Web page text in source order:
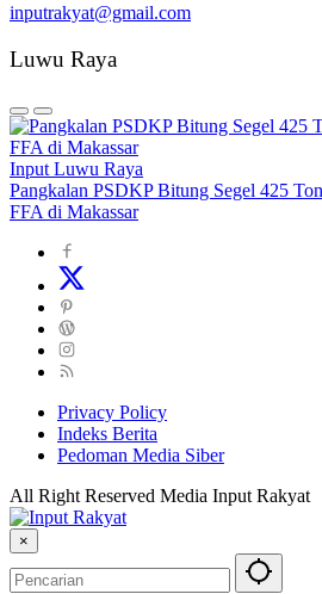
inputrakyat@gmail.com
Luwu Raya
Input Luwu Raya
Pangkalan PSDKP Bitung Segel 425
FFA di Makassar
Privacy Policy
Indeks Berita
Pedoman Media Siber
All Right Reserved Media Input Rakyat
×